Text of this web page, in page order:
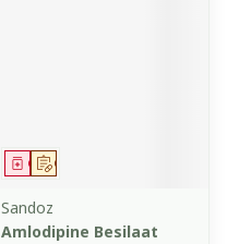
Op voorschrift
Geneesmiddel
Sandoz
Amlodipine Besilaat